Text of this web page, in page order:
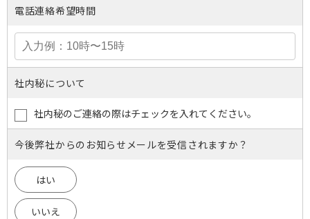
電話連絡希望時間
社内秘について
社内秘のご連絡の際はチェックを入れてください。
今後弊社からのお知らせメールを受信されますか？
はい
いいえ